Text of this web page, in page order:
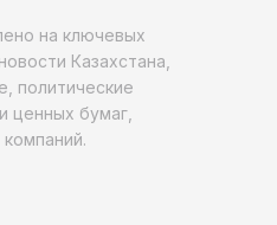
на ключевых
Казахстана,
политические
ценных бумаг,